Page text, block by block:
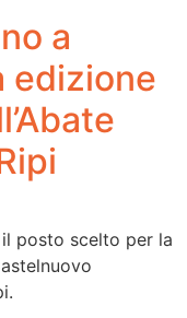
a
edizione
posto scelto per la